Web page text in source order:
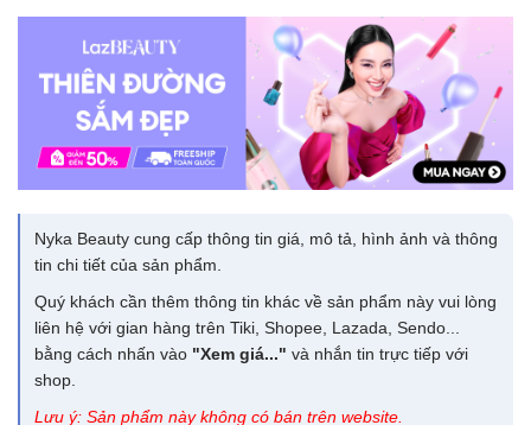
Nyka Beauty cung cấp thông tin giá, mô tả, hình ảnh và thông
tin chi tiết của sản phẩm.
Quý khách cần thêm thông tin khác về sản phẩm này vui lòng
liên hệ với gian hàng trên Tiki, Shopee, Lazada, Sendo...
bằng cách nhấn vào "Xem giá..." và nhắn tin trực tiếp với
shop.
Lưu ý: Sản phẩm này không có bán trên website.